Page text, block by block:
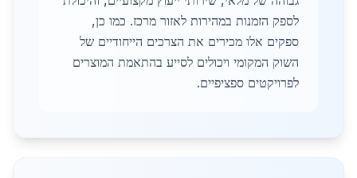
לספק הזמנות במהירות לאזור מרכז. כמו כן,
ספקים אלו מכירים את הצרכים הייחודיים של
השוק המקומי ויכולים לסייע בהתאמת המוצרים
לפרויקטים ספציפיים.